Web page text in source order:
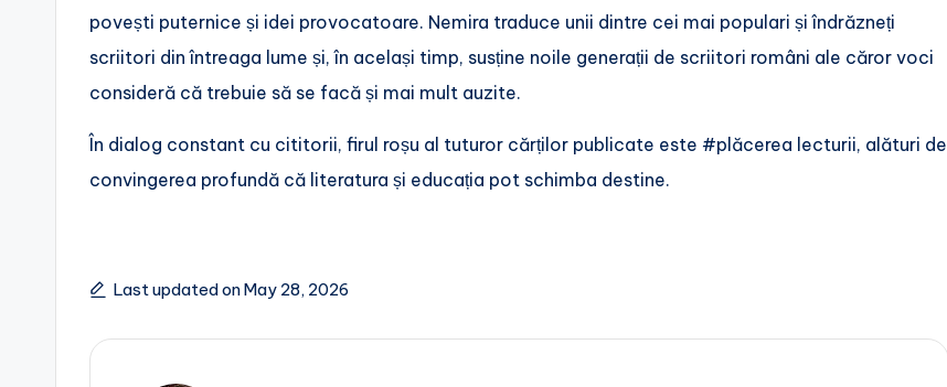
povești puternice și idei provocatoare. Nemira traduce unii dintre cei mai populari și îndrăzneți
scriitori din întreaga lume și, în același timp, susține noile generații de scriitori români ale căror voci
consideră că trebuie să se facă și mai mult auzite.
În dialog constant cu cititorii, firul roșu al tuturor cărților publicate este #plăcerea lecturii, alături de
convingerea profundă că literatura și educația pot schimba destine.
Last updated on May 28, 2026